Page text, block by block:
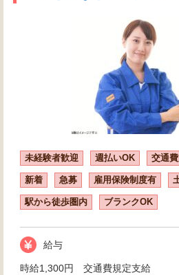
未経験者歓迎 週払いOK 交通
新着 急募 雇用保険制度有
駅から徒歩圏内 ブランクOK
給与
時給1,300円 交通費規定支給